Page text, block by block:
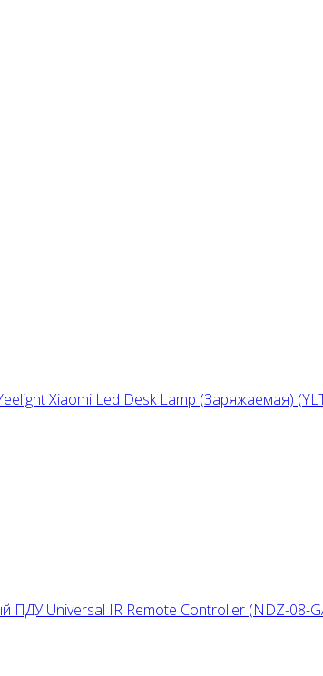
Xiaomi Led Desk Lamp (Заряжаемая)
ПДУ Universal IR Remote Controller (NDZ-08-